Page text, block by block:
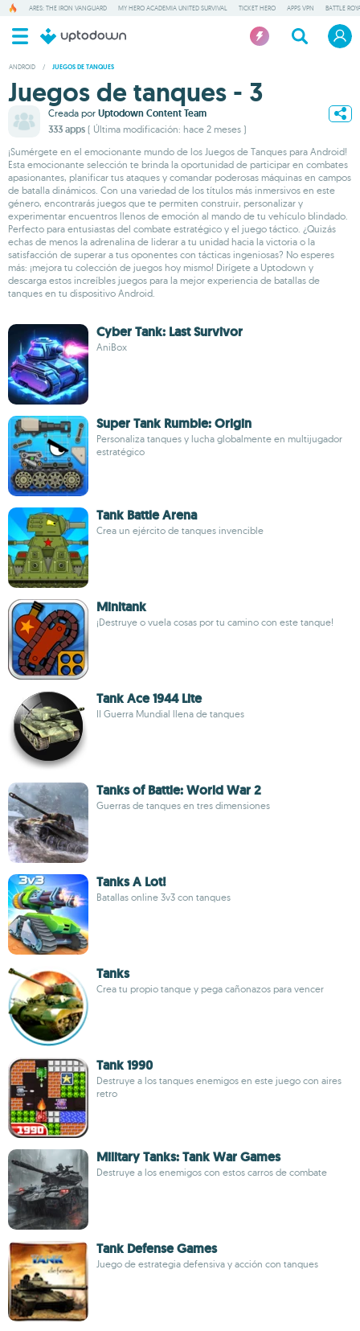
ARES: THE IRON VANGUARD MY HERO ACADEMIA UNITED SURVIVAL TICKET HERO APPS VPN BATTLE
ANDROID / JUEGOS DE TANQUES
Juegos de tanques - 3
Creada por Uptodown Content Team
333 apps ( Última modificación: hace 2 meses )
¡Sumérgete en el emocionante mundo de los Juegos de Tanques para Android!
Esta emocionante selección te brinda la oportunidad de participar en combates
apasionantes, planificar tus ataques y comandar poderosas máquinas en campos
de batalla dinámicos. Con una variedad de los títulos más inmersivos en este
género, encontrarás juegos que te permiten construir, personalizar y
experimentar encuentros llenos de emoción al mando de tu vehículo blindado.
Perfecto para entusiastas del combate estratégico y el juego táctico. ¿Quizás
echas de menos la adrenalina de liderar a tu unidad hacia la victoria o la
satisfacción de superar a tus oponentes con tácticas ingeniosas? No esperes
más: ¡mejora tu colección de juegos hoy mismo! Dirígete a Uptodown y
descarga estos increíbles juegos para la mejor experiencia de batallas de
tanques en tu dispositivo Android.
Cyber Tank: Last Survivor
AniBox
Super Tank Rumble: Origin
Personaliza tanques y lucha globalmente en multijugador
estratégico
Tank Battle Arena
Crea un ejército de tanques invencible
Minitank
¡Destruye o vuela cosas por tu camino con este tanque!
Tank Ace 1944 Lite
II Guerra Mundial llena de tanques
Tanks of Battle: World War 2
Guerras de tanques en tres dimensiones
Tanks A Lot!
Batallas online 3v3 con tanques
Tanks
Crea tu propio tanque y pega cañonazos para vencer
Tank 1990
Destruye a los tanques enemigos en este juego con aires
retro
Military Tanks: Tank War Games
Destruye a los enemigos con estos carros de combate
Tank Defense Games
Juego de estrategia defensiva y acción con tanques